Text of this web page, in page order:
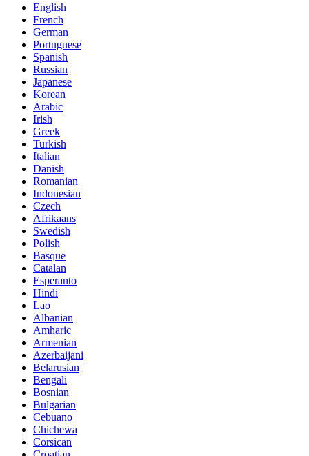
English
French
German
Portuguese
Spanish
Russian
Japanese
Korean
Arabic
Irish
Greek
Turkish
Italian
Danish
Romanian
Indonesian
Czech
Afrikaans
Swedish
Polish
Basque
Catalan
Esperanto
Hindi
Lao
Albanian
Amharic
Armenian
Azerbaijani
Belarusian
Bengali
Bosnian
Bulgarian
Cebuano
Chichewa
Corsican